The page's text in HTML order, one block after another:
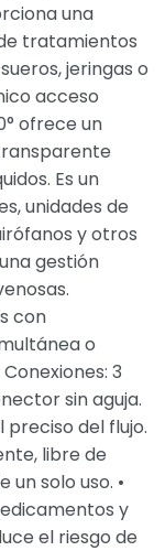
una
tratamientos
jeringas o
acceso
ofrece un
Es un
unidades de
y otros
gestión
con
o
3
sin aguja.
preciso del flujo.
libre de
un solo uso. •
y
el riesgo de